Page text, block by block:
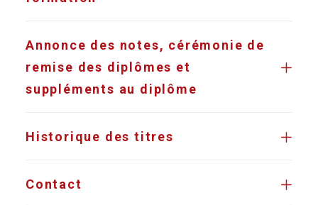
Annonce des notes, cérémonie de
remise des diplômes et
suppléments au diplôme
Historique des titres
Contact